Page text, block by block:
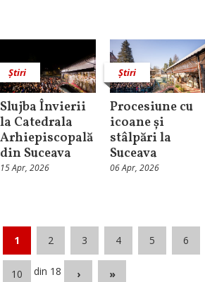
Știri
Slujba Învierii
la Catedrala
Arhiepiscopală
din Suceava
15 Apr, 2026
Știri
Procesiune cu
icoane și
stâlpări la
Suceava
06 Apr, 2026
1 2 3 4 5 6
10 din 18 › »